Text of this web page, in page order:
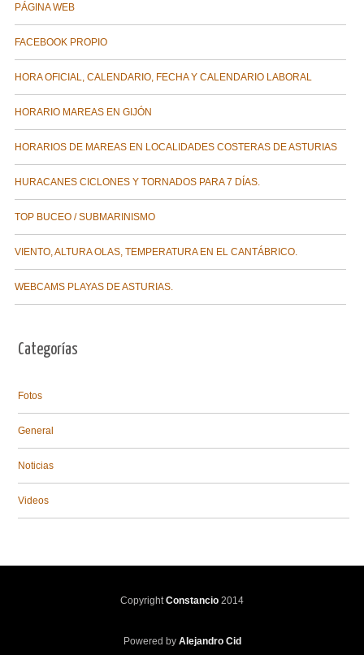
PÁGINA WEB
FACEBOOK PROPIO
HORA OFICIAL, CALENDARIO, FECHA Y CALENDARIO LABORAL
HORARIO MAREAS EN GIJÓN
HORARIOS DE MAREAS EN LOCALIDADES COSTERAS DE ASTURIAS
HURACANES CICLONES Y TORNADOS PARA 7 DÍAS.
TOP BUCEO / SUBMARINISMO
VIENTO, ALTURA OLAS, TEMPERATURA EN EL CANTÁBRICO.
WEBCAMS PLAYAS DE ASTURIAS.
Categorías
Fotos
General
Noticias
Videos
Copyright Constancio 2014
Powered by Alejandro Cid